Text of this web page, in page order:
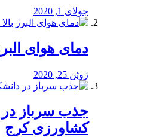
جولای 1, 2020
دمای هوای
ژوئن 25, 2020
جذب سرباز در
کشاورزی کرج